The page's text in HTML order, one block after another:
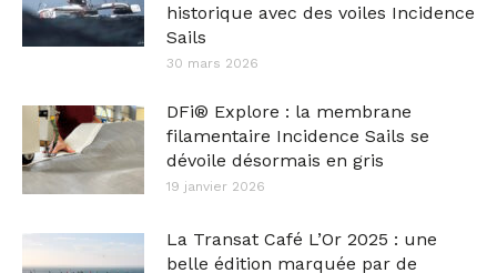
historique avec des voiles Incidence
Sails
30 mars 2026
DFi® Explore : la membrane
filamentaire Incidence Sails se
dévoile désormais en gris
19 janvier 2026
La Transat Café L’Or 2025 : une
belle édition marquée par de